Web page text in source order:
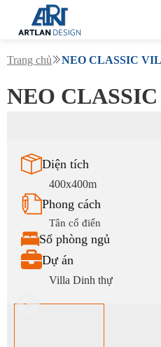
Trang chủ NEO CLASSIC
NEO
Diện tích
400x400m
Phong cách
Tân cổ điển
Số phòng ngủ
Dự án
Villa Dinh thự